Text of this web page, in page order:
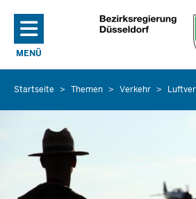
Direkt zum
MENÜ
NAVIGATION AKTIVIEREN/DEAKTIVIEREN:
Sie
befinden
Startseite Themen Verkehr